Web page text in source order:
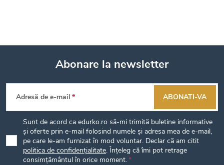
S
u
b
Abonare la newsletter
Adresă de e-mail
Sunt de acord ca edurko.ro să-mi trimită buletine informative
și oferte prin e-mail folosind numele și adresa mea de e-mail,
pe care le-am furnizat în mod voluntar. Declar că am citit
politica de confidențialitate. Înțeleg că îmi pot retrage
consimțământul în orice moment.
ABONATI-VA